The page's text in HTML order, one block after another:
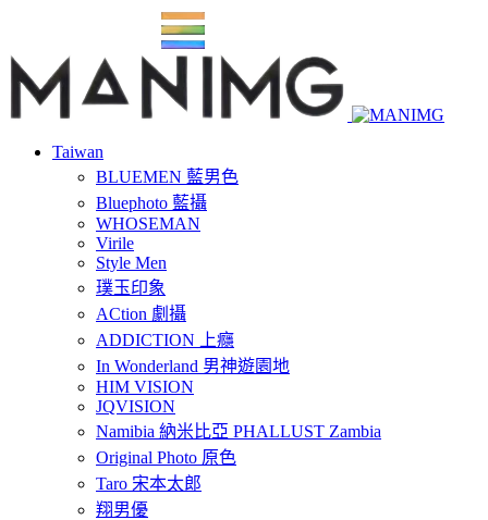
Taiwan
BLUEMEN 藍男色
Bluephoto 藍攝
WHOSEMAN
Virile
Style Men
璞玉印象
ACtion 劇攝
ADDICTION 上癮
In Wonderland 男神遊園地
HIM VISION
JQVISION
Namibia 納米比亞 PHALLUST Zambia
Original Photo 原色
Taro 宋本太郎
翔男優